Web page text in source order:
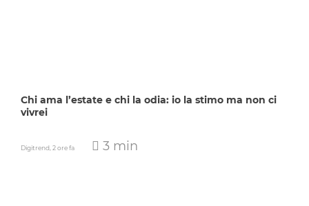
Chi ama l’estate e chi la odia: io la stimo ma non ci
vivrei
Digitrend,2 ore fa 3 min